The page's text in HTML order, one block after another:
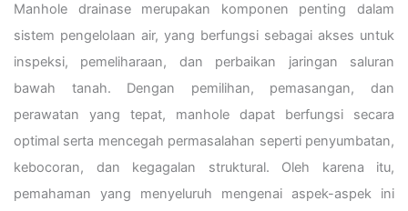
Manhole drainase merupakan komponen penting dalam
sistem pengelolaan air, yang berfungsi sebagai akses untuk
inspeksi, pemeliharaan, dan perbaikan jaringan saluran
bawah tanah. Dengan pemilihan, pemasangan, dan
perawatan yang tepat, manhole dapat berfungsi secara
optimal serta mencegah permasalahan seperti penyumbatan,
kebocoran, dan kegagalan struktural. Oleh karena itu,
pemahaman yang menyeluruh mengenai aspek-aspek ini